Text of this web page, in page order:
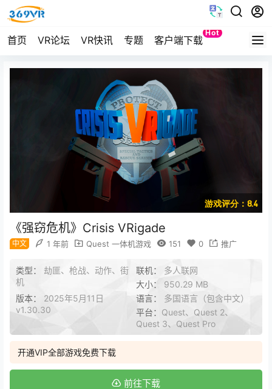
首页 VR论坛 VR快讯 专题 客户端下载
Hot
Quest
游戏评分：8.4
《强窃危机》Crisis VRigade
中文 1 年前 Quest 一体机游戏 151 0 推广
类型： 劫匪、枪战、动作、街
机
联机： 多人联网
大小： 950.29 MB
版本： 2025年5月11日
v1.30.30
语言： 多国语言（包含中文）
平台： Quest、Quest 2、
Quest 3、Quest Pro
开通VIP全部游戏免费下载
前往下载